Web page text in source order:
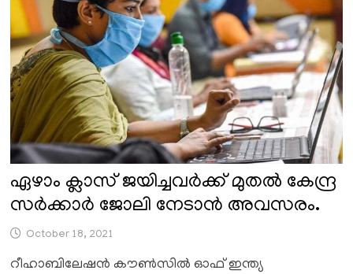
ഏഴാം ക്ലാസ് ജയിച്ചവർക്ക് മുതൽ കേന്ദ്ര
സർക്കാർ ജോലി നേടാൻ അവസരം.
October 18, 2021
റീഹാബിലേഷൻ കൗൺസിൽ ഓഫ് ഇന്ത്യ